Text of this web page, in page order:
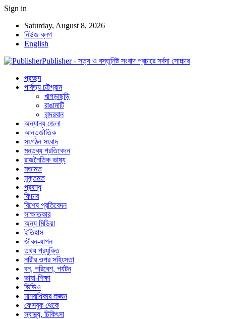
Sign in
Saturday, August 8, 2026
নিউজ ব্লগ
English
Publisher - সত্য ও বস্তুনিষ্ট সংবাদ প্রচারে সর্বদা সোচ্চার
প্রচ্ছদ
পার্বত্য চট্টগ্রাম
খাগড়াছড়ি
রাঙামাটি
বান্দরবান
অন্যান্য জেলা
আন্তর্জাতিক
সংগঠন সংবাদ
মন্তব্য প্রতিবেদন
রাজনৈতিক ভাষ্য
মতামত
মুক্তমত
প্রবন্ধ
ফিচার
বিশেষ প্রতিবেদন
সাক্ষাতকার
অন্য মিডিয়া
ইতিহাস
জীবন-যাপন
তথ্য প্রযুক্তি
নারীর ওপর সহিংসতা
বন, পরিবেশ, পর্যটন
ভাষা-শিক্ষা
ভিডিও
মানবাধিকার লঙ্ঘন
ফেসবুক থেকে
স্বাস্থ্য, চিকিৎসা